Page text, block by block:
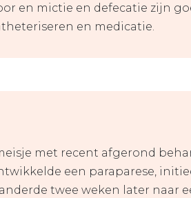
en mictie en defecatie zijn
en medicatie.
met recent afgerond
een paraparese,
twee weken later naar